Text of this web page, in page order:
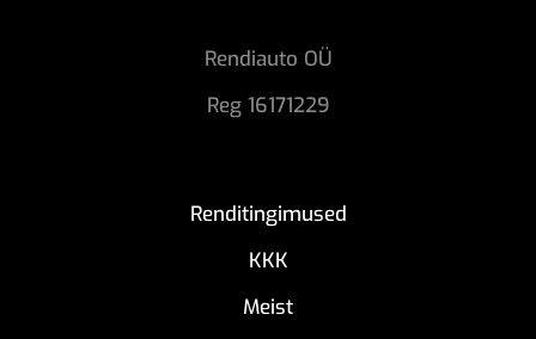
Rendiauto OÜ
Reg 16171229
Renditingimused
KKK
Meist